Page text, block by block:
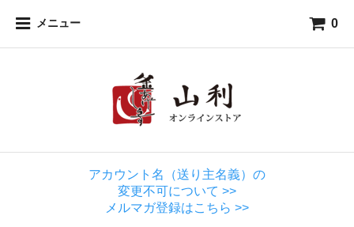
メニュー 0
アカウント名（送り主名義）の
変更不可について >>
メルマガ登録はこちら >>